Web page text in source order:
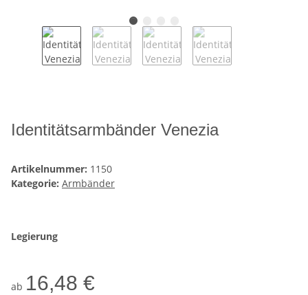
Identitätsarmbänder Venezia
Artikelnummer: 1150
Kategorie: Armbänder
Legierung
ab 16,48 €